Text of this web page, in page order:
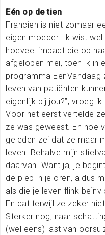
Eén op de tien
Francien is niet zomaar
eigen moeder. Ik wist
hoeveel impact die op
afgelopen mei, toen ik in
programma
leven van patiënten
eigenlijk bij jou?”, vroeg ik.
Voor het eerst vertelde
ze was geweest. En hoe
geleden zei dat ze maar
leven. Behalve mijn
daarvan. Want ja, je
de piep in je oren, aldus
als die je leven flink
En dat terwijl ze zeker
Sterker nog, naar
(wel eens) last van